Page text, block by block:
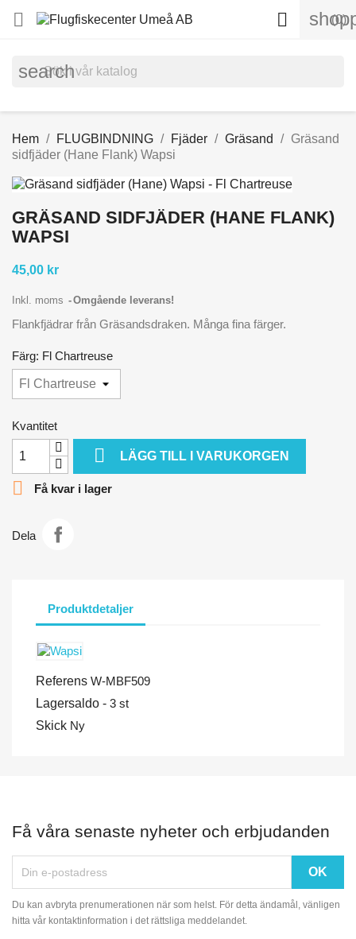
 (0)

search
Hem FLUGBINDNING Fjäder Gräsand
Gräsand
sidfjäder (Hane Flank) Wapsi
GRÄSAND SIDFJÄDER (HANE FLANK)
WAPSI
45,00 kr
Inkl. moms Omgående leverans!
Flankfjädrar från Gräsandsdraken. Många fina färger.
Färg: Fl Chartreuse
Kvantitet
 LÄGG TILL I VARUKORGEN
 Få kvar i lager
Dela
Produktdetaljer
Referens W-MBF509
Lagersaldo - 3 st
Skick Ny
Få våra senaste nyheter och erbjudanden
Du kan avbryta prenumerationen när som helst. För detta ändamål, vänligen
hitta vår kontaktinformation i det rättsliga meddelandet.